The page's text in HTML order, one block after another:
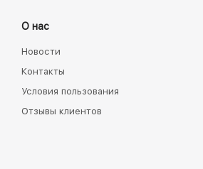
О нас
Новости
Контакты
Условия пользования
Отзывы клиентов